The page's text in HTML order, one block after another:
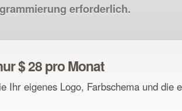
erforderlich.
$ 28 pro Monat
Ihr eigenes Logo, Farbschema und die